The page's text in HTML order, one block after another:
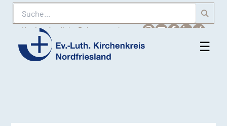
Suche
Karriere Amtliche Bekanntmachungen
Ev.-
☰